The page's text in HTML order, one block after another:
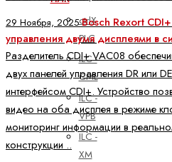
ctrlX
PLC
ILC -
CML
ILC -
VPB
ILC -
XM
29 Ноября, 2025Bosch Rexort
управления двумя дисплеями в
Разделитель CDI+ VAC08
двух панелей управления DR или
интерфейсом CDI+. Устройство
видео на оба дисплея в режиме
мониторинг информации в
конструкции ..